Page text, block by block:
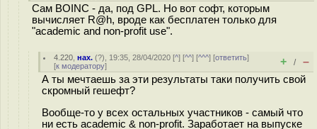
Сам BOINC - да, под GPL. Но вот софт, которым
вычисляет R@h, вроде как бесплатен только для
"academic and non-profit use".
4.220 ,нах. (?), 19:35, 28/04/2020 [^] [^^] [^^^] [ответить]
[к модератору] + / –
А ты мечтаешь за эти результаты таки получить свой
скромный гешефт?
Вообще-то у всех остальных участников - самый что
ни есть academic & non-profit. Заработает на выпуске